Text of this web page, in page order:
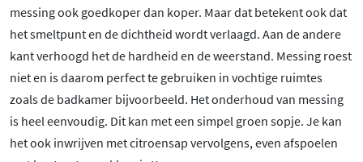
messing ook goedkoper dan koper. Maar dat betekent ook dat
het smeltpunt en de dichtheid wordt verlaagd. Aan de andere
kant verhoogd het de hardheid en de weerstand. Messing roest
niet en is daarom perfect te gebruiken in vochtige ruimtes
zoals de badkamer bijvoorbeeld. Het onderhoud van messing
is heel eenvoudig. Dit kan met een simpel groen sopje. Je kan
het ook inwrijven met citroensap vervolgens, even afspoelen